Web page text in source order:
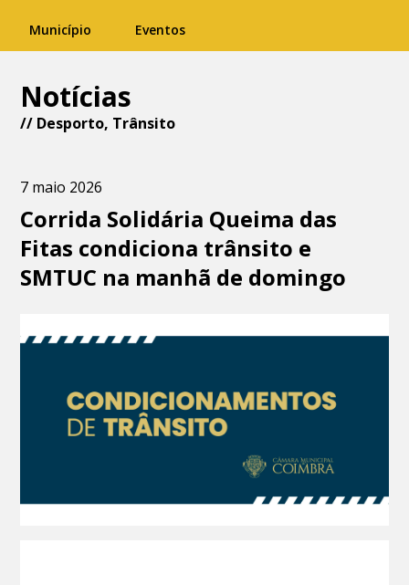
Município Eventos
Notícias
// Desporto, Trânsito
7 maio 2026
Corrida Solidária Queima das
Fitas condiciona trânsito e
SMTUC na manhã de domingo